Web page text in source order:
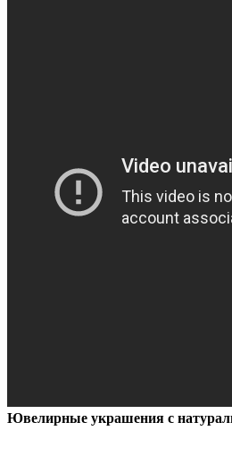
Ювелирные украшения с